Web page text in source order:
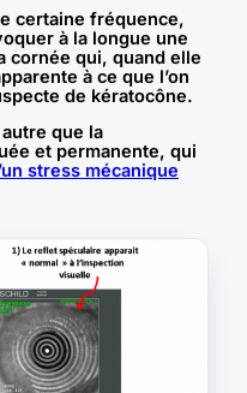
certaine fréquence,
à la longue une
cornée qui, quand elle
à ce que l’on
de kératocône.
que la
et permanente, qui
stress mécanique